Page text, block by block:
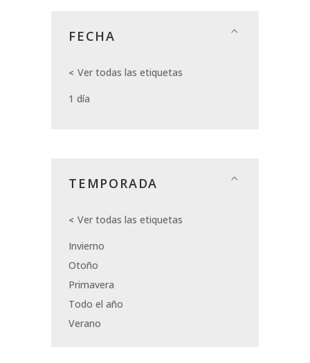
FECHA
Ver todas las etiquetas
1 día
TEMPORADA
Ver todas las etiquetas
Invierno
Otoño
Primavera
Todo el año
Verano